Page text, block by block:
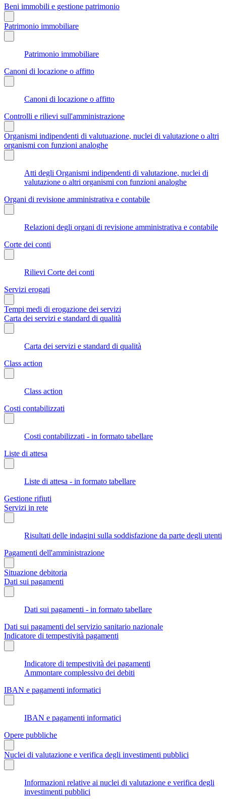
Beni immobili e gestione patrimonio
Patrimonio immobiliare
Patrimonio immobiliare
Canoni di locazione o affitto
Canoni di locazione o affitto
Controlli e rilievi sull'amministrazione
Organismi indipendenti di valutuazione, nuclei di valutazione o altri
organismi con funzioni analoghe
Atti degli Organismi indipendenti di valutazione, nuclei di
valutazione o altri organismi con funzioni analoghe
Organi di revisione amministrativa e contabile
Relazioni degli organi di revisione amministrativa e contabile
Corte dei conti
Rilievi Corte dei conti
Servizi erogati
Tempi medi di erogazione dei servizi
Carta dei servizi e standard di qualità
Carta dei servizi e standard di qualità
Class action
Class action
Costi contabilizzati
Costi contabilizzati - in formato tabellare
Liste di attesa
Liste di attesa - in formato tabellare
Gestione rifiuti
Servizi in rete
Risultati delle indagini sulla soddisfazione da parte degli utenti
Pagamenti dell'amministrazione
Situazione debitoria
Dati sui pagamenti
Dati sui pagamenti - in formato tabellare
Dati sui pagamenti del servizio sanitario nazionale
Indicatore di tempestività pagamenti
Indicatore di tempestività dei pagamenti
Ammontare complessivo dei debiti
IBAN e pagamenti informatici
IBAN e pagamenti informatici
Opere pubbliche
Nuclei di valutazione e verifica degli investimenti pubblici
Informazioni relative ai nuclei di valutazione e verifica degli
investimenti pubblici